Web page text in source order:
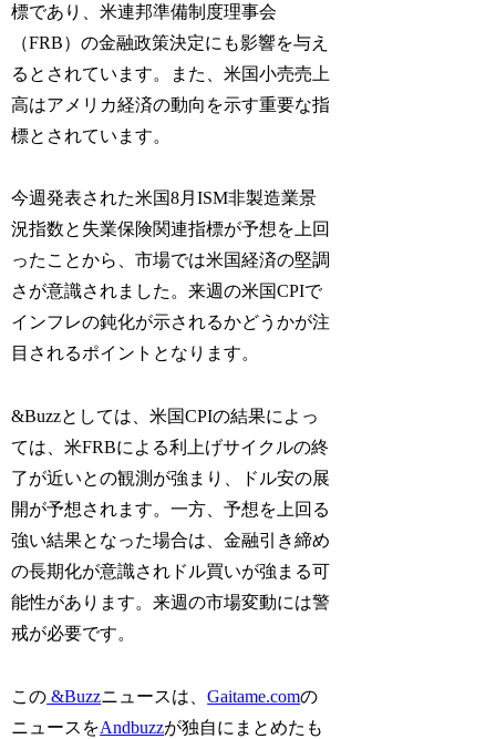
標であり、米連邦準備制度理事会
（FRB）の金融政策決定にも影響を与え
るとされています。また、米国小売売上
高はアメリカ経済の動向を示す重要な指
標とされています。
今週発表された米国8月ISM非製造業景
況指数と失業保険関連指標が予想を上回
ったことから、市場では米国経済の堅調
さが意識されました。来週の米国CPIで
インフレの鈍化が示されるかどうかが注
目されるポイントとなります。
&Buzzとしては、米国CPIの結果によっ
ては、米FRBによる利上げサイクルの終
了が近いとの観測が強まり、ドル安の展
開が予想されます。一方、予想を上回る
強い結果となった場合は、金融引き締め
の長期化が意識されドル買いが強まる可
能性があります。来週の市場変動には警
戒が必要です。
この &Buzzニュースは、Gaitame.comの
ニュースをAndbuzzが独自にまとめたも